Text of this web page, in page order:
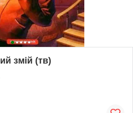
змій (тв)